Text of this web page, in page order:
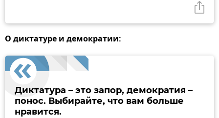
О диктатуре и демократии:
Диктатура – это запор, демократия –
понос. Выбирайте, что вам больше
нравится.